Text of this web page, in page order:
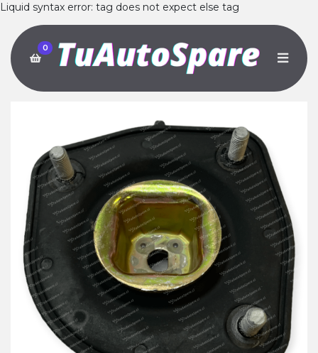
Liquid syntax error: tag does not expect else tag
0